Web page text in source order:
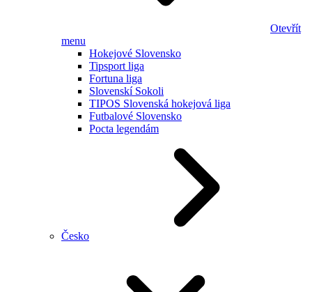
Otevřít
menu
Hokejové Slovensko
Tipsport liga
Fortuna liga
Slovenskí Sokoli
TIPOS Slovenská hokejová liga
Futbalové Slovensko
Pocta legendám
Česko